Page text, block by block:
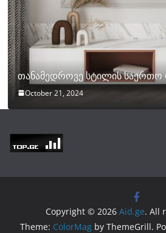
თანამედროვე სტილის საერთო
October 21, 2024
Copyright © 2026 Aid.ge. All
Theme: ColorMag by ThemeGrill.